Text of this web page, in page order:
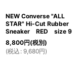
NEW Converse "ALL
STAR" Hi-Cut Rubber
Sneaker RED size 9
8,800円(税別)
(税込 : 9,680円)